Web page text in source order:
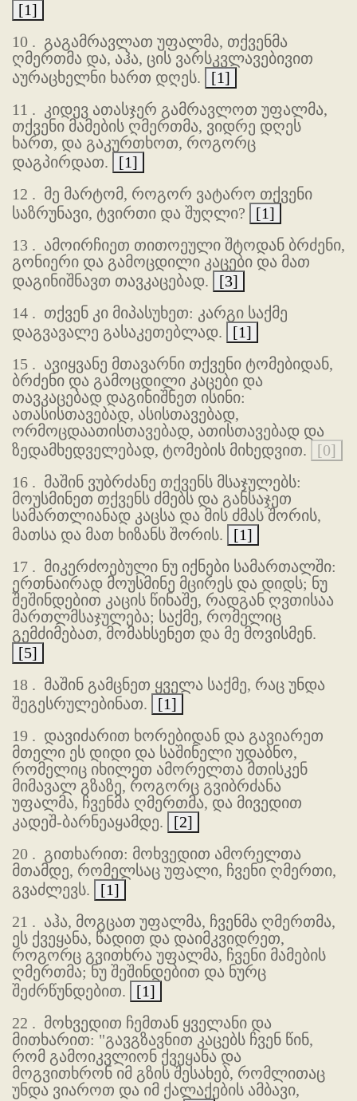
[1]
10 . გაგამრავლათ უფალმა, თქვენმა
ღმერთმა და, აჰა, ცის ვარსკვლავებივით
აურაცხელნი ხართ დღეს.
[1]
11 . კიდევ ათასჯერ გამრავლოთ უფალმა,
თქვენი მამების ღმერთმა, ვიდრე დღეს
ხართ, და გაკურთხოთ, როგორც
დაგპირდათ.
[1]
12 . მე მარტომ, როგორ ვატარო თქვენი
საზრუნავი, ტვირთი და შუღლი?
[1]
13 . ამოირჩიეთ თითოეული შტოდან ბრძენი,
გონიერი და გამოცდილი კაცები და მათ
დაგინიშნავთ თავკაცებად.
[3]
14 . თქვენ კი მიპასუხეთ: კარგი საქმე
დაგვავალე გასაკეთებლად.
[1]
15 . ავიყვანე მთავარნი თქვენი ტომებიდან,
ბრძენი და გამოცდილი კაცები და
თავკაცებად დაგინიშნეთ ისინი:
ათასისთავებად, ასისთავებად,
ორმოცდაათისთავებად, ათისთავებად და
ზედამხედველებად, ტომების მიხედვით.
[0]
16 . მაშინ ვუბრძანე თქვენს მსაჯულებს:
მოუსმინეთ თქვენს ძმებს და განსაჯეთ
სამართლიანად კაცსა და მის ძმას შორის,
მათსა და მათ ხიზანს შორის.
[1]
17 . მიკერძოებული ნუ იქნები სამართალში:
ერთნაირად მოუსმინე მცირეს და დიდს; ნუ
შეშინდებით კაცის წინაშე, რადგან ღვთისაა
მართლმსაჯულება; საქმე, რომელიც
გემძიმებათ, მომახსენეთ და მე მოვისმენ.
[5]
18 . მაშინ გამცნეთ ყველა საქმე, რაც უნდა
შეგესრულებინათ.
[1]
19 . დავიძარით ხორებიდან და გავიარეთ
მთელი ეს დიდი და საშინელი უდაბნო,
რომელიც იხილეთ ამორელთა მთისკენ
მიმავალ გზაზე, როგორც გვიბრძანა
უფალმა, ჩვენმა ღმერთმა, და მივედით
კადეშ-ბარნეაყამდე.
[2]
20 . გითხარით: მოხვედით ამორელთა
მთამდე, რომელსაც უფალი, ჩვენი ღმერთი,
გვაძლევს.
[1]
21 . აჰა, მოგცათ უფალმა, ჩვენმა ღმერთმა,
ეს ქვეყანა, წადით და დაიმკვიდრეთ,
როგორც გვითხრა უფალმა, ჩვენი მამების
ღმერთმა; ნუ შეშინდებით და ნურც
შეძრწუნდებით.
[1]
22 . მოხვედით ჩემთან ყველანი და
მითხარით: "გავგზავნით კაცებს ჩვენ წინ,
რომ გამოიკვლიონ ქვეყანა და
მოგვითხრონ იმ გზის შესახებ, რომლითაც
უნდა ვიაროთ და იმ ქალაქების ამბავი,